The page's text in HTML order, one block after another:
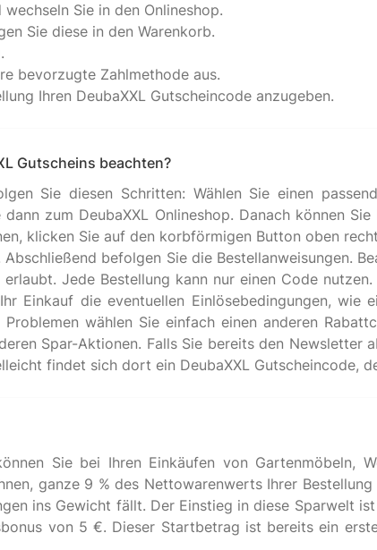
Sie in den Onlineshop.
Sie diese in den Warenkorb.
bevorzugte Zahlmethode aus.
Ihren DeubaXXL Gutscheincode anzugeben.
Gutscheins beachten?
Sie diesen Schritten: Wählen Sie einen
zum DeubaXXL Onlineshop. Danach können
klicken Sie auf den korbförmigen Button oben
befolgen Sie die Bestellanweisungen.
Jede Bestellung kann nur einen Code
Einkauf die eventuellen Einlösebedingungen, wie
wählen Sie einfach einen anderen
Spar-Aktionen. Falls Sie bereits den Newsletter
Sie bei Ihren Einkäufen von Gartenmöbeln,
ganze 9 % des Nettowarenwerts Ihrer
ins Gewicht fällt. Der Einstieg in diese Sparwelt
von 5 €. Dieser Startbetrag ist bereits ein